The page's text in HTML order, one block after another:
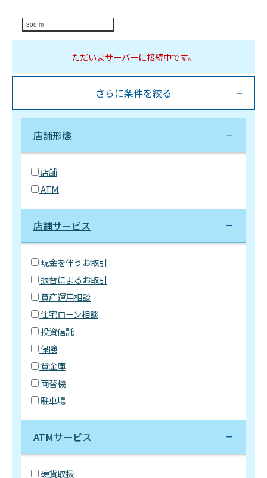
300 m
ただいまサーバーに接続中です。
さらに条件を絞る
店舗形態
店舗
ATM
店舗サービス
現金を伴うお取引
振替によるお取引
資産運用相談
住宅ローン相談
投資信託
保険
貸金庫
両替機
駐車場
ATMサービス
硬貨取扱